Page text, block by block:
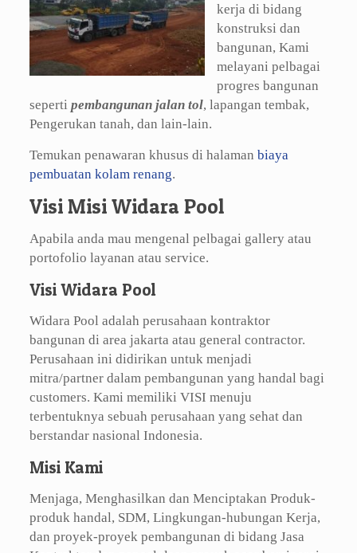
kerja di bidang
konstruksi dan
bangunan, Kami
melayani pelbagai
progres bangunan
seperti pembangunan jalan tol, lapangan tembak,
Pengerukan tanah, dan lain-lain.
Temukan penawaran khusus di halaman biaya
pembuatan kolam renang.
Visi Misi Widara Pool
Apabila anda mau mengenal pelbagai gallery atau
portofolio layanan atau service.
Visi Widara Pool
Widara Pool adalah perusahaan kontraktor
bangunan di area jakarta atau general contractor.
Perusahaan ini didirikan untuk menjadi
mitra/partner dalam pembangunan yang handal bagi
customers. Kami memiliki VISI menuju
terbentuknya sebuah perusahaan yang sehat dan
berstandar nasional Indonesia.
Misi Kami
Menjaga, Menghasilkan dan Menciptakan Produk-
produk handal, SDM, Lingkungan-hubungan Kerja,
dan proyek-proyek pembangunan di bidang Jasa